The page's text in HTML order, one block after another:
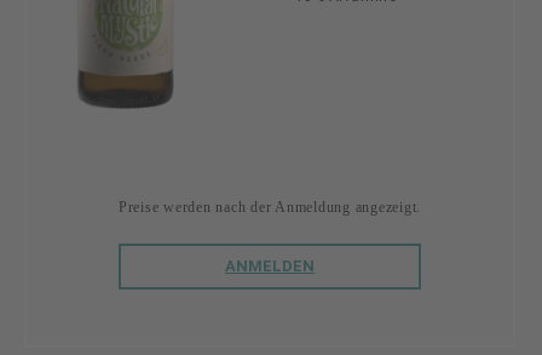
Preise werden nach der Anmeldung angezeigt.
ANMELDEN